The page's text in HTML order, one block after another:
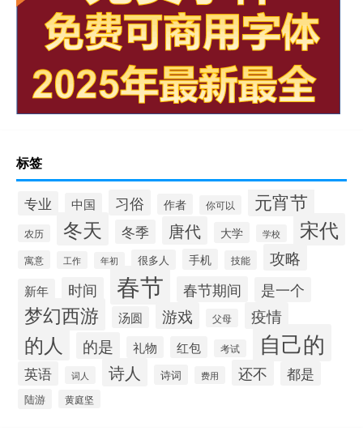
标签
专业 中国 习俗 作者 你可以 元宵节
农历 冬天 冬季 唐代 大学 学校 宋代
寓意 工作 年初 很多人 手机 技能 攻略
新年 时间 春节 春节期间 是一个
梦幻西游 汤圆 游戏 父母 疫情
的人 的是 礼物 红包 考试 自己的
英语 词人 诗人 诗词 费用 还不 都是
陆游 黄庭坚